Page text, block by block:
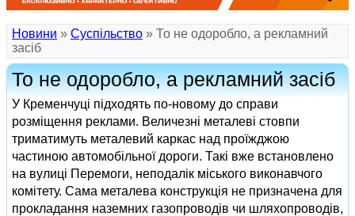
Новини » Суспільство » То не одоробло, а рекламний
засіб
То не одоробло, а рекламний засіб
У Кременчуці підходять по-новому до справи
розміщення реклами. Величезні металеві стовпи
триматимуть металевий каркас над проїжджою
частиною автомобільної дороги. Такі вже встановлено
на вулиці Перемоги, неподалік міського виконавчого
комітету. Сама металева конструкція не призначена для
прокладання наземних газопроводів чи шляхопроводів,